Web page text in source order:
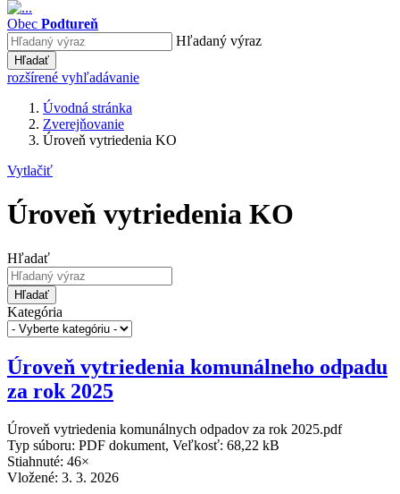
Obec Podtureň
Hľadaný výraz
Hľadať
rozšírené vyhľadávanie
Úvodná stránka
Zverejňovanie
Úroveň vytriedenia KO
Vytlačiť
Úroveň vytriedenia KO
Hľadať
Hľadať
Kategória
Úroveň vytriedenia komunálneho odpadu
za rok 2025
Úroveň vytriedenia komunálnych odpadov za rok 2025.pdf
Typ súboru: PDF dokument, Veľkosť: 68,22 kB
Stiahnuté: 46×
Vložené: 3. 3. 2026